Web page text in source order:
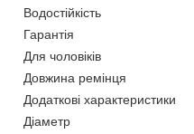
Водостійкість
Гарантія
Для чоловіків
Довжина ремінця
Додаткові характеристики
Діаметр